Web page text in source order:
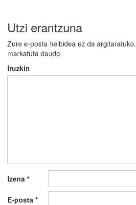
Utzi erantzuna
Zure e-posta helbidea ez da argitaratuko.
markatuta daude
Iruzkin
Izena *
E-posta *